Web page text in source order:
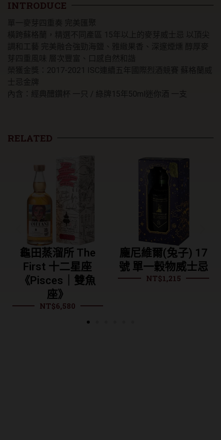
格
威
士
忌
2022
新
年
禮
盒
INTRODUCE
單一麥芽四重奏 完美匯聚
橫跨蘇格蘭，精選不同產區 15年以上的麥芽威士忌 以頂尖
調和工藝 完美融合強勁海鹽、雅緻果香、深邃煙燻 醇厚麥
芽四重風味 層次豐富、口感自然和諧
榮獲金獎：2017-2021 ISC連續五年國際烈酒競賽 蘇格蘭威
士忌金牌
內含：經典醴鑽杯 一只 / 綠牌15年50ml迷你酒 一支
RELATED
所 The
二星座
｜雙魚
6,580
龐尼維爾(兔子) 17
號 單一穀物威士忌
NT$ 1,215
龐尼維爾
桶 單一麥
NT$